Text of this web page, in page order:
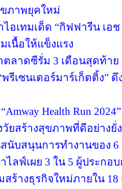
ภาพยุคใหม่
อเทมเด็ด “กิฟฟารีน เอ
เนื้อให้แข็งแรง
ตลาดซีรั่ม 3 เดือนสุดท้า
รีเซนเตอร์มาร์เก็ตติ้ง”
Health Run
วัยสร้างสุขภาพที่ดีอย่าง
นับสนุนการทำงานของ
ไลฟ์เผย 3 ใน 5 ผู้ประกอ
สร้างธุรกิจใหม่ภายใน 18